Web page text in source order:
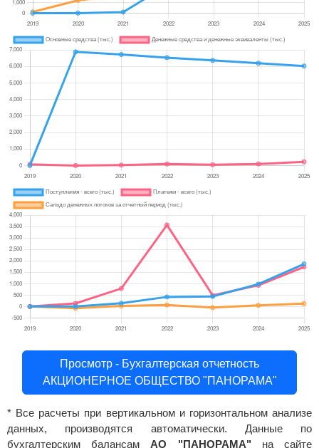
Просмотр - Бухгалтерская отчетность
АКЦИОНЕРНОЕ ОБЩЕСТВО "ПАНОРАМА"
* Все расчеты при вертикальном и горизонтальном анализе
данных, производятся автоматически. Данные по
бухгалтерским балансамАО "ПАНОРАМА" на сайте